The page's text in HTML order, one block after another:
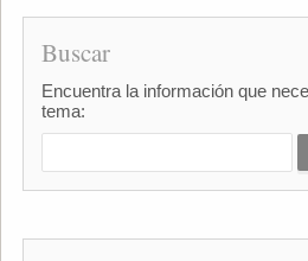
Buscar
Encuentra la información que
tema: